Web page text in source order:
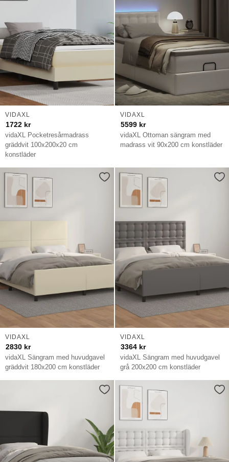
vidaXL Pocketresårmadrass
gräddvit 100x200x20 cm
konstläder
VIDAXL
1722 kr
vidaXL Ottoman sängram med
madrass vit 90x200 cm konstläder
VIDAXL
5599 kr
vidaXL Sängram med huvudgavel
gräddvit 180x200 cm konstläder
VIDAXL
2830 kr
vidaXL Sängram med huvudgavel
grå 200x200 cm konstläder
VIDAXL
3364 kr